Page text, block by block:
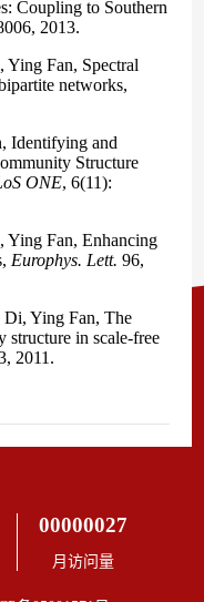
00000027
月访问量